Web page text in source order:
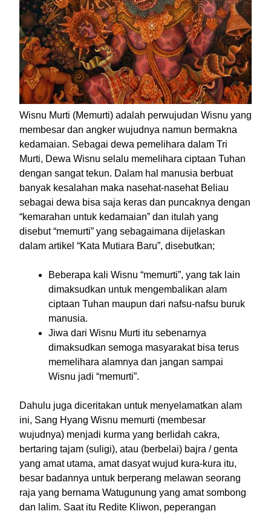
Wisnu Murti (Memurti) adalah perwujudan Wisnu yang
membesar dan angker wujudnya namun bermakna
kedamaian. Sebagai dewa pemelihara dalam Tri
Murti, Dewa Wisnu selalu memelihara ciptaan Tuhan
dengan sangat tekun. Dalam hal manusia berbuat
banyak kesalahan maka nasehat-nasehat Beliau
sebagai dewa bisa saja keras dan puncaknya dengan
“kemarahan untuk kedamaian” dan itulah yang
disebut “memurti” yang sebagaimana dijelaskan
dalam artikel “Kata Mutiara Baru”, disebutkan;
Beberapa kali Wisnu “memurti”, yang tak lain
dimaksudkan untuk mengembalikan alam
ciptaan Tuhan maupun dari nafsu-nafsu buruk
manusia.
Jiwa dari Wisnu Murti itu sebenarnya
dimaksudkan semoga masyarakat bisa terus
memelihara alamnya dan jangan sampai
Wisnu jadi “memurti”.
Dahulu juga diceritakan untuk menyelamatkan alam
ini, Sang Hyang Wisnu memurti (membesar
wujudnya) menjadi kurma yang berlidah cakra,
bertaring tajam (suligi), atau (berbelai) bajra / genta
yang amat utama, amat dasyat wujud kura-kura itu,
besar badannya untuk berperang melawan seorang
raja yang bernama Watugunung yang amat sombong
dan lalim. Saat itu Redite Kliwon, peperangan